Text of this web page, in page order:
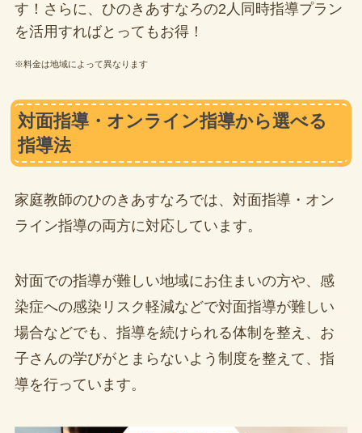
す！さらに、ひのきあすなろの2人同時指導プラン
を活用すればとってもお得！
※料金は地域によって異なります
対面指導・オンライン指導から選べる
指導法
家庭教師のひのきあすなろでは、対面指導・オン
ライン指導の両方に対応しています。
対面での指導が難しい地域にお住まいの方や、感
染症への感染リスク軽減などで対面指導が難しい
場合などでも、指導を続けられる体制を整え、お
子さんの学びがとまらないよう制度を整えて、指
導を行っています。